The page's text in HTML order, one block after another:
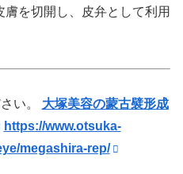
を切開し、皮弁として利用
い。
大塚美容の蒙古襞形成
https://www.otsuka-
megashira-rep/